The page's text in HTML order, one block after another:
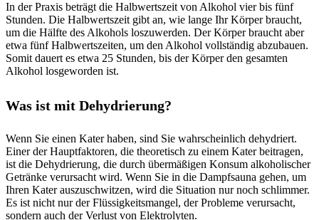
In der Praxis beträgt die Halbwertszeit von Alkohol vier bis fünf
Stunden. Die Halbwertszeit gibt an, wie lange Ihr Körper braucht,
um die Hälfte des Alkohols loszuwerden. Der Körper braucht aber
etwa fünf Halbwertszeiten, um den Alkohol vollständig abzubauen.
Somit dauert es etwa 25 Stunden, bis der Körper den gesamten
Alkohol losgeworden ist.
Was ist mit Dehydrierung?
Wenn Sie einen Kater haben, sind Sie wahrscheinlich dehydriert.
Einer der Hauptfaktoren, die theoretisch zu einem Kater beitragen,
ist die Dehydrierung, die durch übermäßigen Konsum alkoholischer
Getränke verursacht wird. Wenn Sie in die Dampfsauna gehen, um
Ihren Kater auszuschwitzen, wird die Situation nur noch schlimmer.
Es ist nicht nur der Flüssigkeitsmangel, der Probleme verursacht,
sondern auch der Verlust von Elektrolyten.